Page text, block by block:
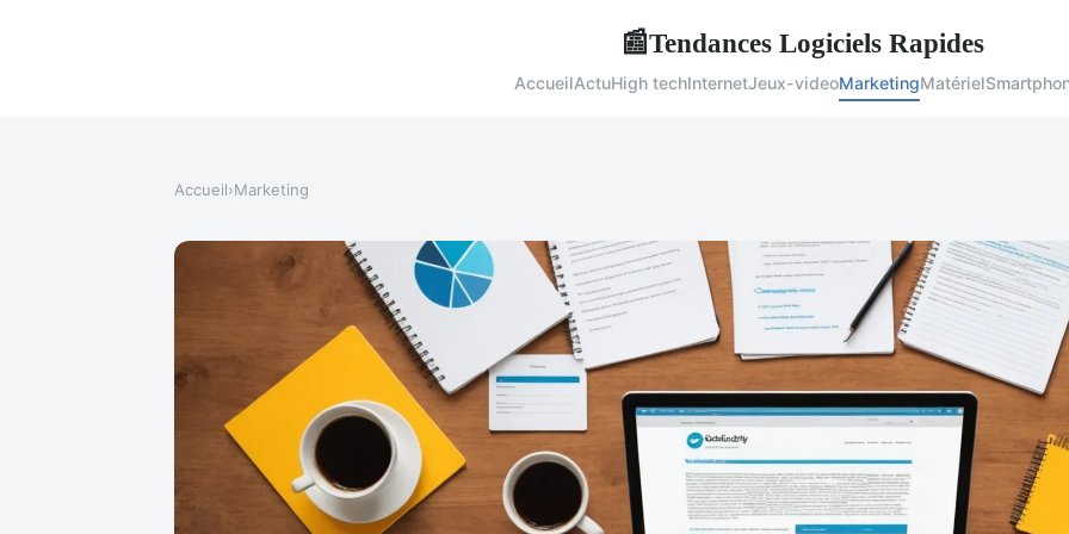
📰Tendances Logiciels Rapides
AccueilActuHigh techInternetJeux-videoMarketingMatériel
Accueil›Marketing